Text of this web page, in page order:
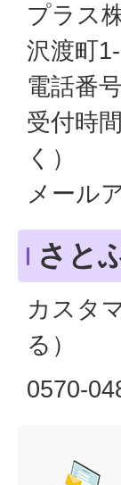
プラス
沢渡町
電話番
受付時
く）
メール
さと
カスタ
る）
0570-